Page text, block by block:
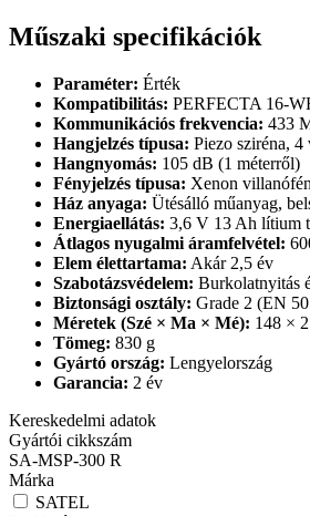
Műszaki specifikációk
Paraméter: Érték
Kompatibilitás: PERFECTA 16-
Kommunikációs frekvencia: 433
Hangjelzés típusa: Piezo sziréna, 4
Hangnyomás: 105 dB (1 méterről)
Fényjelzés típusa: Xenon
Ház anyaga: Ütésálló műanyag,
Energiaellátás: 3,6 V 13 Ah lítium
Átlagos nyugalmi áramfelvétel:
Elem élettartama: Akár 2,5 év
Szabotázsvédelem: Burkolatnyitás
Biztonsági osztály: Grade 2 (EN
Méretek (Szé × Ma × Mé): 148 ×
Tömeg: 830 g
Gyártó ország: Lengyelország
Garancia: 2 év
Kereskedelmi adatok
Gyártói cikkszám
SA-MSP-300 R
Márka
SATEL